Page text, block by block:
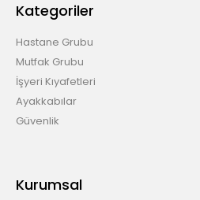
Kategoriler
Hastane Grubu
Mutfak Grubu
İşyeri Kıyafetleri
Ayakkabılar
Güvenlik
Kurumsal